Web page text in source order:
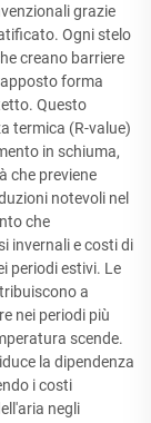
grazie
Ogni stelo
creano barriere
forma
Questo
termica (R-value)
in schiuma,
che previene
notevoli nel
che
invernali e costi di
periodi estivi. Le
a
nei periodi più
scende.
la dipendenza
i costi
negli